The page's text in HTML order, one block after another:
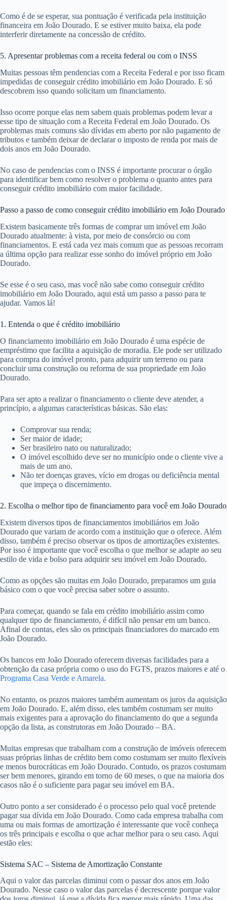
Como é de se esperar, sua pontuação é verificada pela instituição
financeira em João Dourado. E se estiver muito baixa, ela pode
interferir diretamente na concessão de crédito.
5. Apresentar problemas com a receita federal ou com o INSS
Muitas pessoas têm pendencias com a Receita Federal e por isso ficam
impedidas de conseguir crédito imobiliário em João Dourado. E só
descobrem isso quando solicitam um financiamento.
Isso ocorre porque elas nem sabem quais problemas podem levar a
esse tipo de situação com a Receita Federal em João Dourado. Os
problemas mais comuns são dívidas em aberto por não pagamento de
tributos e também deixar de declarar o imposto de renda por mais de
dois anos em João Dourado.
No caso de pendencias com o INSS é importante procurar o órgão
para identificar bem como resolver o problema o quanto antes para
conseguir crédito imobiliário com maior facilidade.
Passo a passo de como conseguir crédito imobiliário em João Dourado
Existem basicamente três formas de comprar um imóvel em João
Dourado atualmente: à vista, por meio de consórcio ou com
financiamentos. E está cada vez mais comum que as pessoas recorram
a última opção para realizar esse sonho do imóvel próprio em João
Dourado.
Se esse é o seu caso, mas você não sabe como conseguir crédito
imobiliário em João Dourado, aqui está um passo a passo para te
ajudar. Vamos lá!
1. Entenda o que é crédito imobiliário
O financiamento imobiliário em João Dourado é uma espécie de
empréstimo que facilita a aquisição de moradia. Ele pode ser utilizado
para compra do imóvel pronto, para adquirir um terreno ou para
concluir uma construção ou reforma de sua propriedade em João
Dourado.
Para ser apto a realizar o financiamento o cliente deve atender, a
princípio, a algumas características básicas. São elas:
Comprovar sua renda;
Ser maior de idade;
Ser brasileiro nato ou naturalizado;
O imóvel escolhido deve ser no município onde o cliente vive a
mais de um ano.
Não ter doenças graves, vício em drogas ou deficiência mental
que impeça o discernimento.
2. Escolha o melhor tipo de financiamento para você em João Dourado
Existem diversos tipos de financiamentos imobiliários em João
Dourado que variam de acordo com a instituição que o oferece. Além
disso, também é preciso observar os tipos de amortizações existentes.
Por isso é importante que você escolha o que melhor se adapte ao seu
estilo de vida e bolso para adquirir seu imóvel em João Dourado.
Como as opções são muitas em João Dourado, preparamos um guia
básico com o que você precisa saber sobre o assunto.
Para começar, quando se fala em crédito imobiliário assim como
qualquer tipo de financiamento, é difícil não pensar em um banco.
Afinal de contas, eles são os principais financiadores do marcado em
João Dourado.
Os bancos em João Dourado oferecem diversas facilidades para a
obtenção da casa própria como o uso do FGTS, prazos maiores e até o
Programa Casa Verde e Amarela.
No entanto, os prazos maiores também aumentam os juros da aquisição
em João Dourado. E, além disso, eles também costumam ser muito
mais exigentes para a aprovação do financiamento do que a segunda
opção da lista, as construtoras em João Dourado – BA.
Muitas empresas que trabalham com a construção de imóveis oferecem
suas próprias linhas de crédito bem como costumam ser muito flexíveis
e menos burocráticas em João Dourado. Contudo, os prazos costumam
ser bem menores, girando em torno de 60 meses, o que na maioria dos
casos não é o suficiente para pagar seu imóvel em BA.
Outro ponto a ser considerado é o processo pelo qual você pretende
pagar sua dívida em João Dourado. Como cada empresa trabalha com
uma ou mais formas de amortização é interessante que você conheça
os três principais e escolha o que achar melhor para o seu caso. Aqui
estão eles:
Sistema SAC – Sistema de Amortização Constante
Aqui o valor das parcelas diminui com o passar dos anos em João
Dourado. Nesse caso o valor das parcelas é decrescente porque valor